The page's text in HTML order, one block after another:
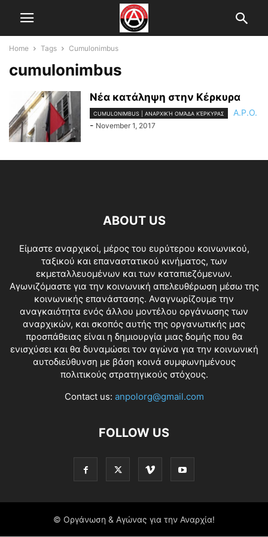
Home Tags Cumulonimbus
cumulonimbus
Νέα κατάληψη στην Κέρκυρα
CUMULONIMBUS | ΑΝΑΡΧΙΚΉ ΟΜΆΔΑ ΚΈΡΚΥΡΑΣ
A.P.O.
- November 1, 2017
ABOUT US
Είμαστε αναρχικοί, μέρος του ευρύτερου κοινωνικού,
ταξικού και επαναστατικού κινήματος, των
εκμεταλλευομένων και των καταπιεζόμενων.
Αγωνιζόμαστε για την κοινωνική απελευθέρωση μέσω της
κοινωνικής επανάστασης. Αναγνωρίζουμε την
αναγκαιότητα ενός άλλου μοντέλου οργάνωσης των
αναρχικών, και σκοπός αυτής της οργανωτικής μας
προσπάθειας είναι η δημιουργία μιας δομής που θα
ενισχύσει και θα δυναμώσει τον αγώνα για την κοινωνική
αυτοδιεύθυνση με βάση κοινά συμφωνημένους
πολιτικούς στρατηγικούς στόχους.
Contact us: anpolorg@gmail.com
FOLLOW US
© Οργάνωση & Αγώνας για την Αναρχία!